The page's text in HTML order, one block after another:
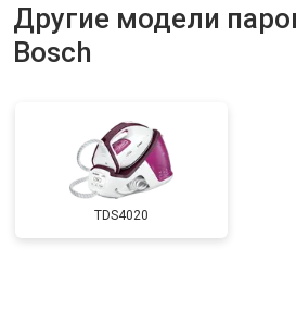
Другие модели
Bosch
TDS4020